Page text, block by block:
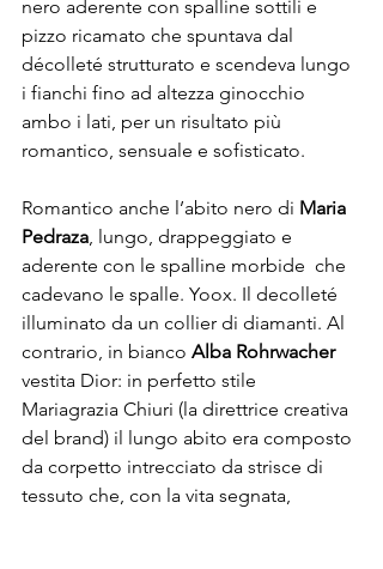
nero aderente con spalline sottili e
pizzo ricamato che spuntava dal
décolleté strutturato e scendeva lungo
i fianchi fino ad altezza ginocchio
ambo i lati, per un risultato più
romantico, sensuale e sofisticato.
Romantico anche l’abito nero di Maria
Pedraza, lungo, drappeggiato e
aderente con le spalline morbide  che
cadevano le spalle. Yoox. Il decolleté
illuminato da un collier di diamanti. Al
contrario, in bianco Alba Rohrwacher
vestita Dior: in perfetto stile
Mariagrazia Chiuri (la direttrice creativa
del brand) il lungo abito era composto
da corpetto intrecciato da strisce di
tessuto che, con la vita segnata,